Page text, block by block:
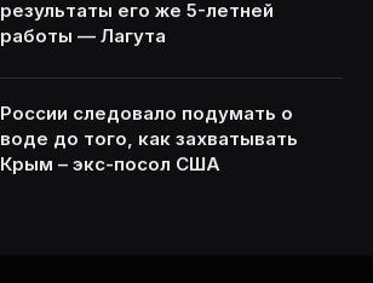
результаты его же 5-летней
работы — Лагута
России следовало подумать о
воде до того, как захватывать
Крым – экс-посол США